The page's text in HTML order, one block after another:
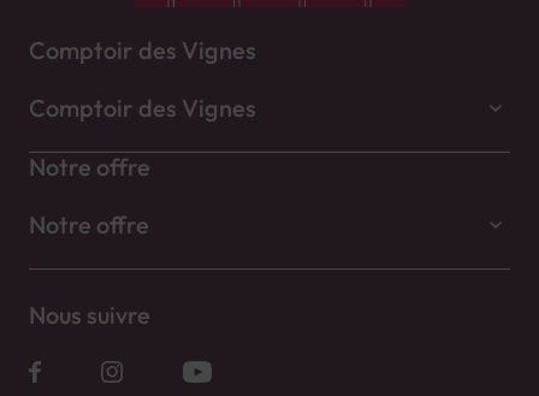
Comptoir des Vignes
Comptoir des Vignes
Notre offre
Notre offre
Nous suivre